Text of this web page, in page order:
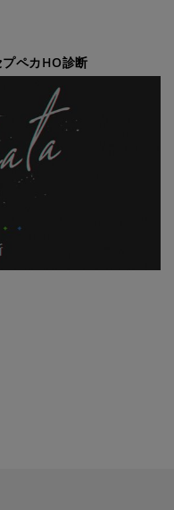
ペカHO診断